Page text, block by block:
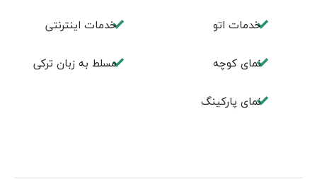
خدمات اتو خدمات اینترنتی
نمای کوچه مسلط به زبان ترکی
نمای پارکینگ